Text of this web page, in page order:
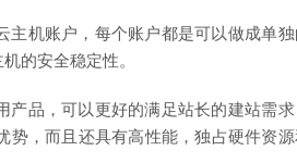
机账户，每个账户都是可以做成单
的安全稳定性。
产品，可以更好的满足站长的建站需
，而且还具有高性能，独占硬件资